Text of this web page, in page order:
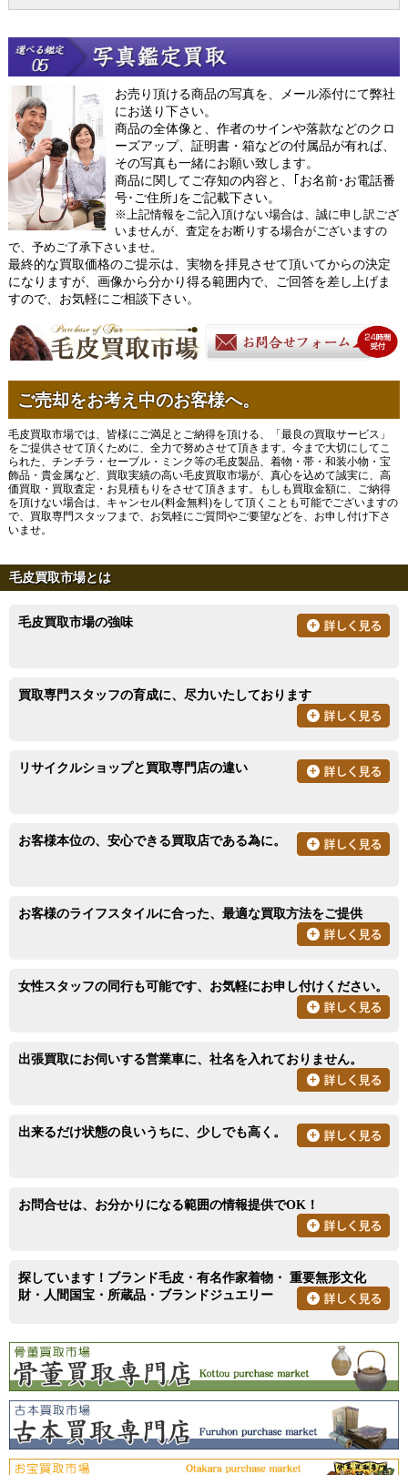
お売り頂ける商品の写真を、メール添付にて弊社
にお送り下さい。
商品の全体像と、作者のサインや落款などのクロ
ーズアップ、証明書・箱などの付属品が有れば、
その写真も一緒にお願い致します。
商品に関してご存知の内容と、｢お名前･お電話番
号･ご住所｣をご記載下さい。
※上記情報をご記入頂けない場合は、誠に申し訳ござ
いませんが、査定をお断りする場合がございますの
で、予めご了承下さいませ。
最終的な買取価格のご提示は、実物を拝見させて頂いてからの決定
になりますが、画像から分かり得る範囲内で、ご回答を差し上げま
すので、お気軽にご相談下さい。
ご売却をお考え中のお客様へ。
毛皮買取市場では、皆様にご満足とご納得を頂ける、「最良の買取サービス」
をご提供させて頂くために、全力で努めさせて頂きます。今まで大切にしてこ
られた、チンチラ・セーブル・ミンク等の毛皮製品、着物・帯・和装小物・宝
飾品・貴金属など、買取実績の高い毛皮買取市場が、真心を込めて誠実に、高
価買取・買取査定・お見積もりをさせて頂きます。もしも買取金額に、ご納得
を頂けない場合は、キャンセル(料金無料)をして頂くことも可能でございますの
で、買取専門スタッフまで、お気軽にご質問やご要望などを、お申し付け下さ
いませ。
毛皮買取市場とは
毛皮買取市場の強味
買取専門スタッフの育成に、尽力いたしております
リサイクルショップと買取専門店の違い
お客様本位の、安心できる買取店である為に。
お客様のライフスタイルに合った、最適な買取方法をご提供
女性スタッフの同行も可能です、お気軽にお申し付けください。
出張買取にお伺いする営業車に、社名を入れておりません。
出来るだけ状態の良いうちに、少しでも高く。
お問合せは、お分かりになる範囲の情報提供でOK！
探しています！ブランド毛皮・有名作家着物・ 重要無形文化
財・人間国宝・所蔵品・ブランドジュエリー